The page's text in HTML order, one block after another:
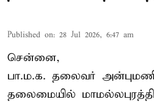
Published on: 28 Jul 2026, 6:47 am
சென்னை,
பா.ம.க. தலைவர்
தலைமையில்